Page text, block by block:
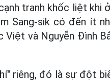
tranh khốc liệt
Sang-sik có đến ít
Việt và Nguyễn Đình
riêng, đó là sự đột